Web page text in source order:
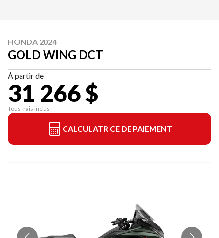
HONDA 2024
GOLD WING DCT
À partir de
31 266 $
Tous frais inclus
CALCULATRICE DE PAIEMENT